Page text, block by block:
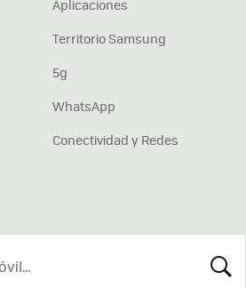
Aplicaciones
Territorio Samsung
5g
WhatsApp
Conectividad y Redes